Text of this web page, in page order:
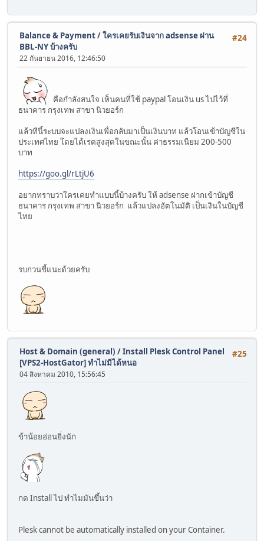
#24
Balance & Payment/ใครเคยรับเงินจาก adsense ผ่าน
BBL-NY บ้างครับ
22 กันยายน 2016, 12:46:50
คือกำลังสนใจ เห็นคนที่ใช้ paypal โอนเงิน us ไปไว้ที่
ธนาคาร กรุงเทพ สาขา นิวยอร์ก
แล้วทีนี้ระบบจะแปลงเงินเพื่อกลับมาเป็นเงินบาท แล้วโอนเข้าบัญชีใน
ประเทศไทย โดยได้เรตสูงสุดในขณะนั้น ค่าธรรมเนียม 200-500
บาท
https://goo.gl/rLtjU6
อยากทราบว่าใครเคยทำแบบนี้บ้างครับ ให้ adsense ฝากเข้าบัญชี
ธนาคาร กรุงเทพ สาขา นิวยอร์ก แล้วแปลงอัตโนมัติ เป็นเงินในบัญชี
ไทย
รบกวนชี้แนะด้วยครับ
#25
Host & Domain (general) /Install Plesk Control Panel
[VPS2-HostGator] ทำไม่มิได้หนอ
04 สิงหาคม 2010, 15:56:45
ข้าน้อยอ่อนยิ่งนัก
กด Install ไป ทำไมมันขึ้นว่า
Plesk cannot be automatically installed on your Container.